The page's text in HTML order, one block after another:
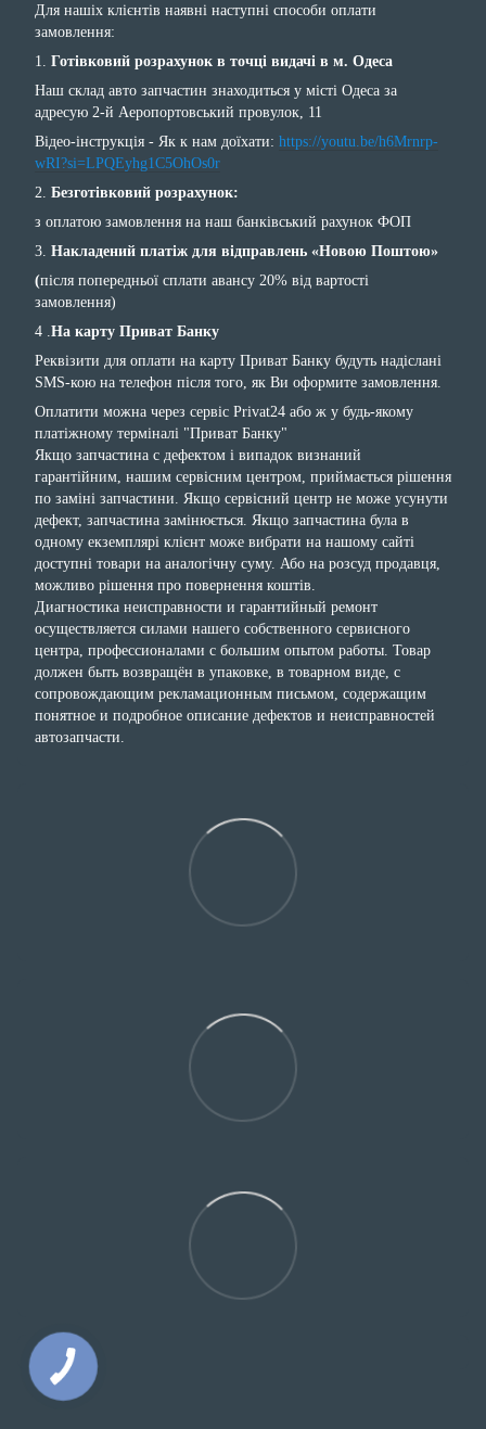
Для нашіх клієнтів наявні наступні способи оплати
замовлення:
1. Готівковий розрахунок в точці видачі в м. Одеса
Наш склад авто запчастин знаходиться у місті Одеса за
адресую 2-й Аеропортовський провулок, 11
Відео-інструкція - Як к нам доїхати: https://youtu.be/h6Mrnrp-
wRI?si=LPQEyhg1C5OhOs0r
2. Безготівковий розрахунок:
з оплатою замовлення на наш банківський рахунок ФОП
3. Накладений платіж для відправлень «Новою Поштою»
(після попередньої сплати авансу 20% від вартості
замовлення)
4 . На карту Приват Банку
Реквізити для оплати на карту Приват Банку будуть надіслані
SMS-кою на телефон після того, як Ви оформите замовлення.
Оплатити можна через сервіс Privat24 або ж у будь-якому
платіжному терміналі "Приват Банку"
Якщо запчастина с дефектом і випадок визнаний
гарантійним, нашим сервісним центром, приймається рішення
по заміні запчастини. Якщо сервісний центр не може усунути
дефект, запчастина замінюється. Якщо запчастина була в
одному екземплярі клієнт може вибрати на нашому сайті
доступні товари на аналогічну суму. Або на розсуд продавця,
можливо рішення про повернення коштів.
Диагностика неисправности и гарантийный ремонт
осуществляется силами нашего собственного сервисного
центра, профессионалами с большим опытом работы. Товар
должен быть возвращён в упаковке, в товарном виде, с
сопровождающим рекламационным письмом, содержащим
понятное и подробное описание дефектов и неисправностей
автозапчасти.